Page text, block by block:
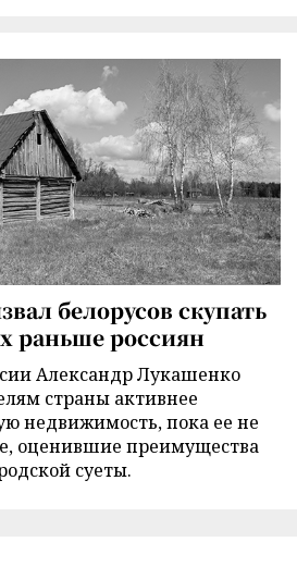
белорусов скупать
раньше россиян
Александр Лукашенко
страны активнее
недвижимость, пока ее не
оценившие преимущества
суеты.